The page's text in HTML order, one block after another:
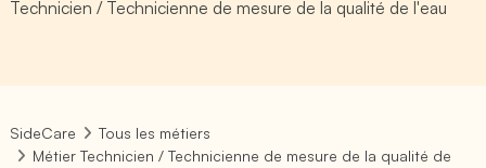
Technicien / Technicienne de mesure de la qualité de l'eau
SideCare
Tous les métiers
Métier Technicien / Technicienne de mesure de la qualité de